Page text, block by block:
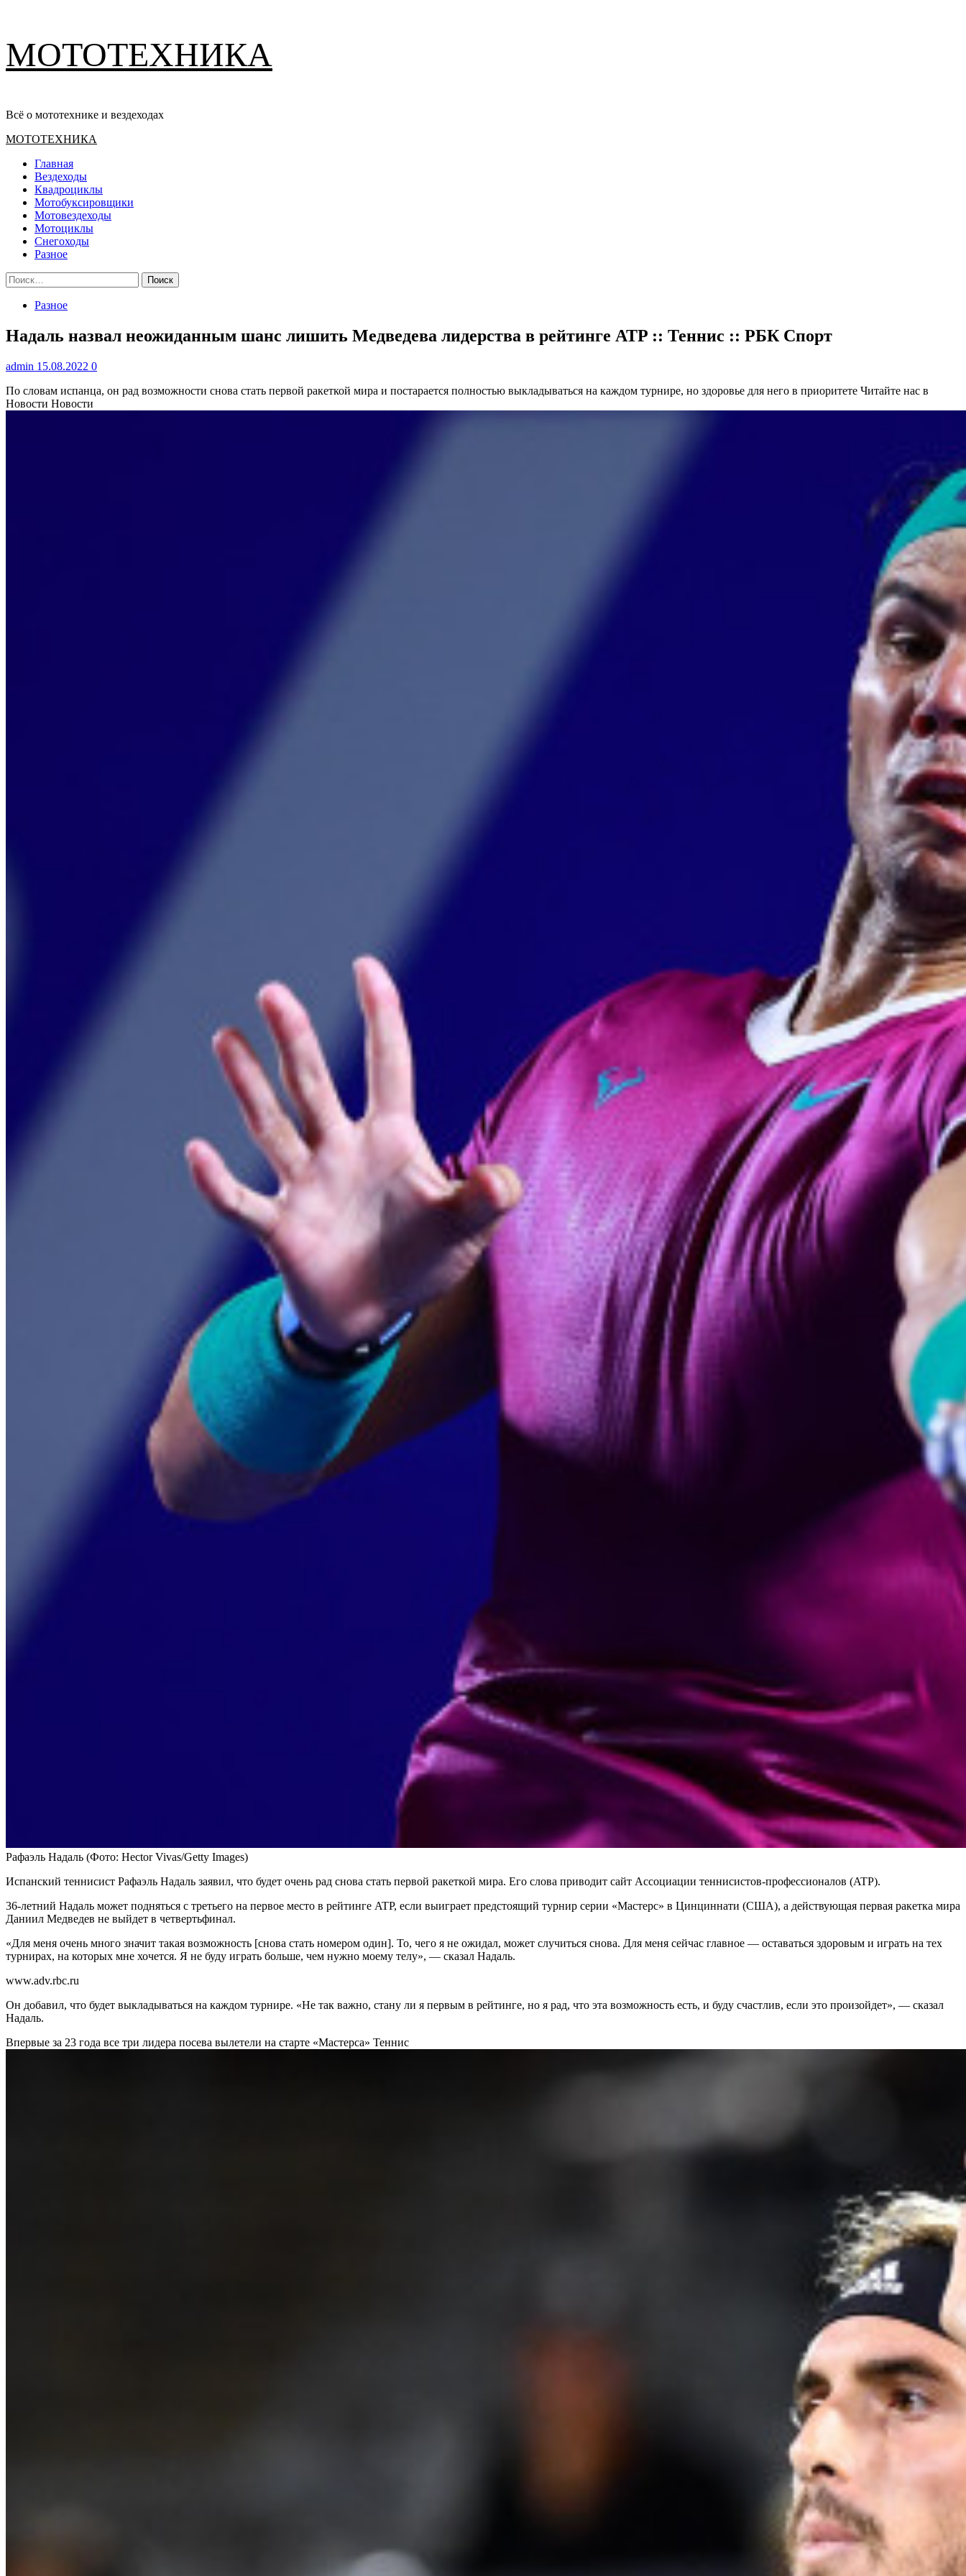
содержимому
МОТОТЕХНИКА
Всё о мототехнике и вездеходах
Основное
МОТОТЕХНИКА
Главная
Вездеходы
Квадроциклы
Мотобуксировщики
Мотовездеходы
Мотоциклы
Снегоходы
Разное
Найти:
Разное
Надаль назвал неожиданным шанс лишить Медведева лидерства в рейтинге ATP :: Теннис :: РБК Спорт
admin 15.08.2022 0
По словам испанца, он рад возможности снова стать первой ракеткой мира и постарается полностью выкладываться на каждом турнире, но здоровье для него в приоритете Читайте нас в
Новости Новости
Рафаэль Надаль (Фото: Hector Vivas/Getty Images)
Испанский теннисист Рафаэль Надаль заявил, что будет очень рад снова стать первой ракеткой мира. Его слова приводит сайт Ассоциации теннисистов-профессионалов (ATP).
36-летний Надаль может подняться с третьего на первое место в рейтинге ATP, если выиграет предстоящий турнир серии «Мастерс» в Цинциннати (США), а действующая первая ракетка мира
Даниил Медведев не выйдет в четвертьфинал.
«Для меня очень много значит такая возможность [снова стать номером один]. То, чего я не ожидал, может случиться снова. Для меня сейчас главное — оставаться здоровым и играть на тех
турнирах, на которых мне хочется. Я не буду играть больше, чем нужно моему телу», — сказал Надаль.
www.adv.rbc.ru
Он добавил, что будет выкладываться на каждом турнире. «Не так важно, стану ли я первым в рейтинге, но я рад, что эта возможность есть, и буду счастлив, если это произойдет», — сказал
Надаль.
Впервые за 23 года все три лидера посева вылетели на старте «Мастерса» Теннис